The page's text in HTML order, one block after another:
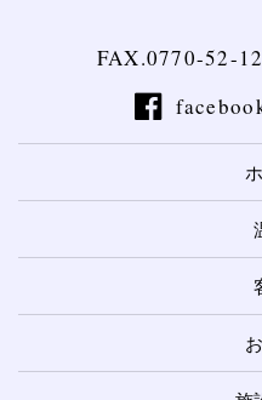
FAX.0770-52-